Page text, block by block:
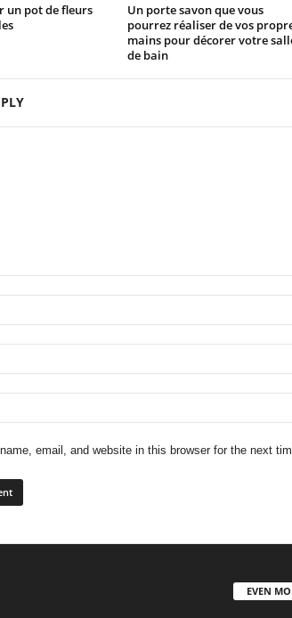
un pot de fleurs
Un porte savon que vous
pourrez réaliser de vos
mains pour décorer votre
de bain
email, and website in this browser for the next
EVEN